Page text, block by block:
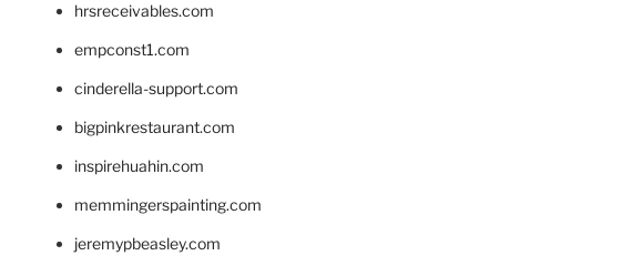
hrsreceivables.com
empconst1.com
cinderella-support.com
bigpinkrestaurant.com
inspirehuahin.com
memmingerspainting.com
jeremypbeasley.com